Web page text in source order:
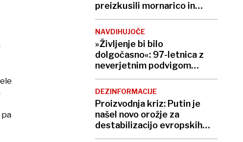
preizkusili mornarico in
balistične rakete
NAVDIHUJOČE
»Življenje bi bilo
dolgočasno«: 97-letnica z
neverjetnim podvigom
podrla lastni rekord
DEZINFORMACIJE
Proizvodnja kriz: Putin je
našel novo orožje za
destabilizacijo evropskih
demokracij